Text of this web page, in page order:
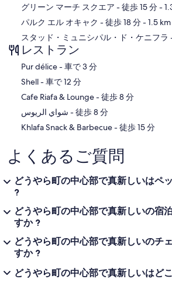
地図
グリーン マーチ スクエア - 徒歩 15 分-
パルク エル オキャク - 徒歩 18 分- 1.5 km
スタッド・ミュニシパル・ド・ケニフラ
レストラン
‪Pur délice - ‬車で 3 分
‪Shell - ‬車で 12 分
‪Cafe Riafa & Lounge - ‬徒歩 8 分
‪شواي الريوس - ‬徒歩 8 分
‪Khlafa Snack & Barbecue - ‬徒歩 15 分
よくあるご質問
どうやら町の中心部で真新しいはペ
?
どうやら町の中心部で真新しいの宿
すか ?
どうやら町の中心部で真新しいのチ
すか ?
どうやら町の中心部で真新しいはど